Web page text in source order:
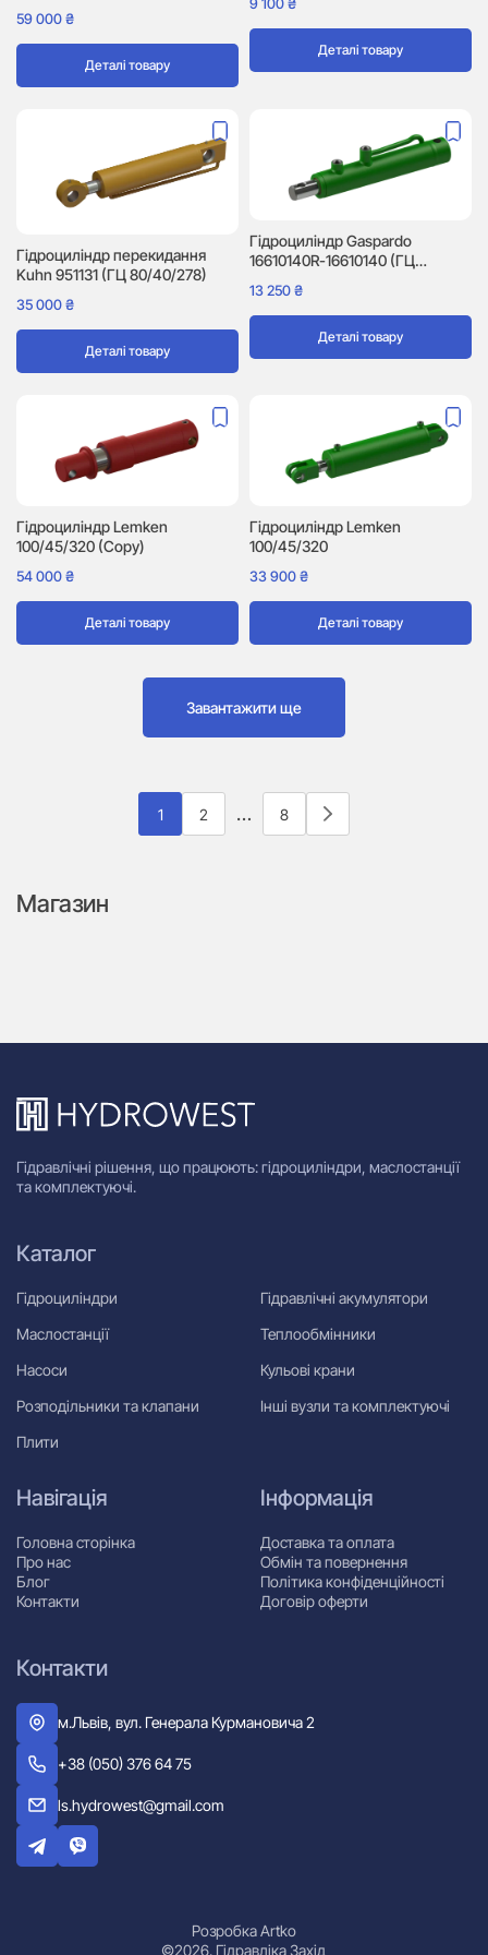
59 000₴
Деталі товару
Деталі товару
Гідроциліндр перекидання
Kuhn 951131 (ГЦ 80/40/278)
35 000₴
Деталі товару
Гідроциліндр Gaspardo
16610140R-16610140 (ГЦ
40/30/155)
13 250₴
Деталі товару
Гідроциліндр Lemken
100/45/320 (Copy)
54 000₴
Деталі товару
Гідроциліндр Lemken
100/45/320
33 900₴
Деталі товару
Завантажити ще
1 2 … 8
Магазин
Гідравлічні рішення, що працюють: гідроциліндри, маслостанції
та комплектуючі.
Навігація
Головна сторінка
Про нас
Блог
Контакти
Каталог
Гідроциліндри
Маслостанції
Насоси
Розподільники та клапани
Плити
Гідравлічні акумулятори
Теплообмінники
Кульові крани
Інші вузли та комплектуючі
Інформація
Доставка та оплата
Обмін та повернення
Політика конфіденційності
Договір оферти
Контакти
м.Львів, вул. Генерала Курмановича 2
+38 (050) 376 64 75
ls.hydrowest@gmail.com
©2026. Гідравліка Захід
Розробка Artko